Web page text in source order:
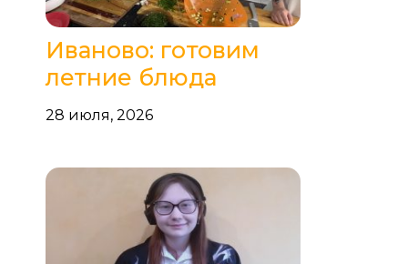
Иваново: готовим
летние блюда
28 июля, 2026